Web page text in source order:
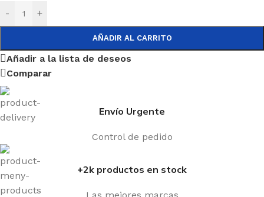
- +
AÑADIR AL CARRITO
Añadir a la lista de deseos
Comparar
Envío Urgente
Control de pedido
+2k productos en stock
Las mejores marcas